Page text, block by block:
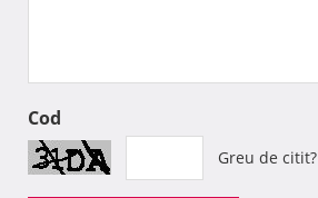
Cod
Greu de citit?